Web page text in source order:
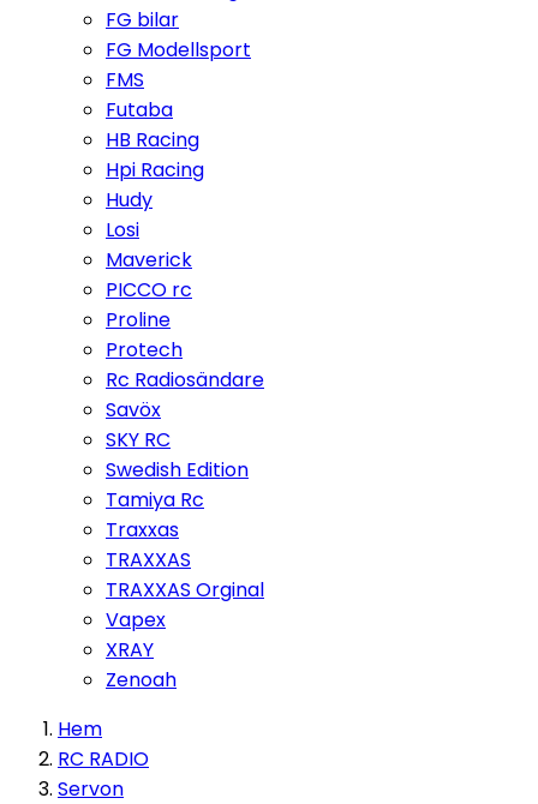
FG bilar
FG Modellsport
FMS
Futaba
HB Racing
Hpi Racing
Hudy
Losi
Maverick
PICCO rc
Proline
Protech
Rc Radiosändare
Savöx
SKY RC
Swedish Edition
Tamiya Rc
Traxxas
TRAXXAS
TRAXXAS Orginal
Vapex
XRAY
Zenoah
Hem
RC RADIO
Servon